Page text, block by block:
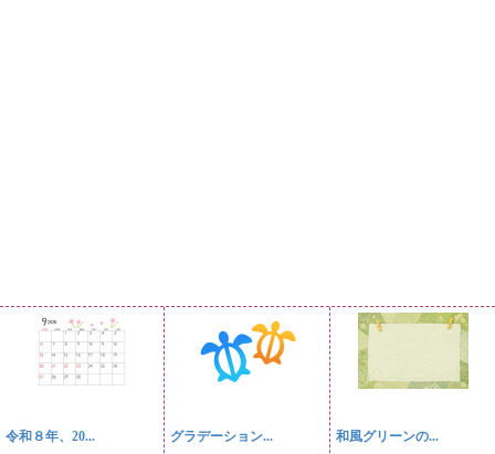
令和８年、20... グラデーション... 和風グリーンの...